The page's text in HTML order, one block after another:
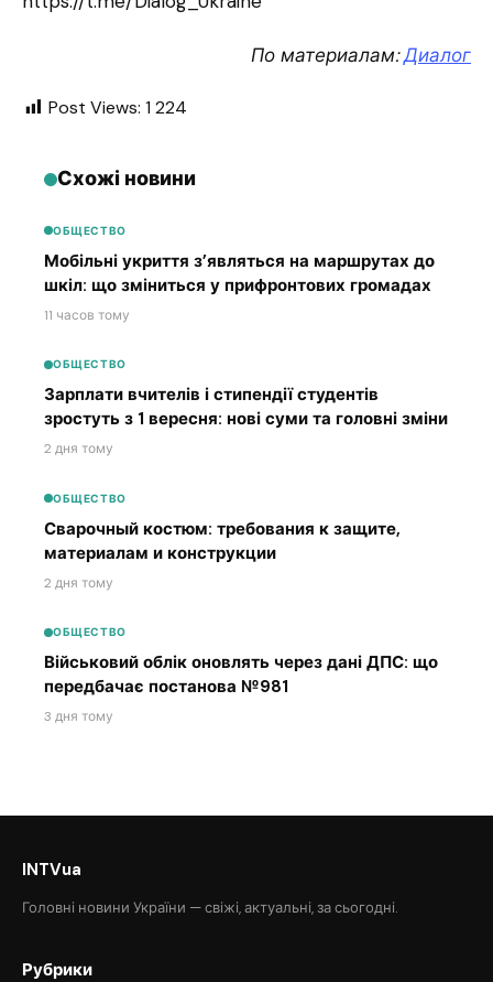
По материалам:Диалог
Post Views: 1 224
Схожі новини
ОБЩЕСТВО
Мобільні укриття з’являться на маршрутах до
шкіл: що зміниться у прифронтових громадах
11 часов тому
ОБЩЕСТВО
Зарплати вчителів і стипендії студентів
зростуть з 1 вересня: нові суми та головні зміни
2 дня тому
ОБЩЕСТВО
Сварочный костюм: требования к защите,
материалам и конструкции
2 дня тому
ОБЩЕСТВО
Військовий облік оновлять через дані ДПС: що
передбачає постанова №981
3 дня тому
INTVua
Головні новини України — свіжі, актуальні, за сьогодні.
Рубрики